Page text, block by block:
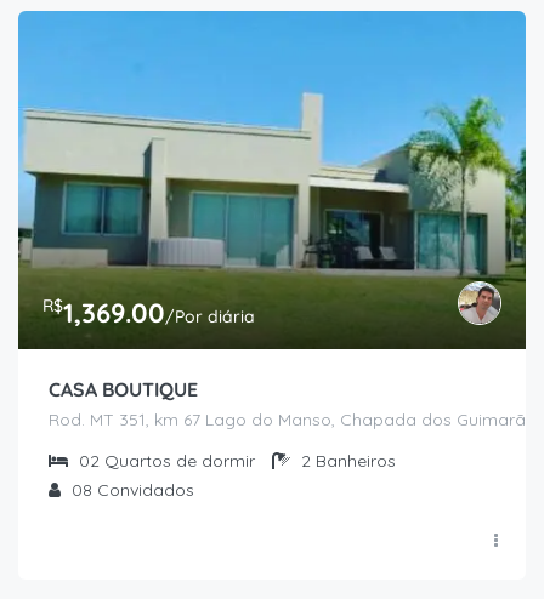
R$1,369.00/Por diária
CASA BOUTIQUE
Rod. MT 351, km 67 Lago do Manso, Chapada dos
02 Quartos de dormir 2 Banheiros
08 Convidados